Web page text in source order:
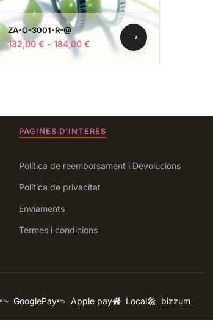
ZA-O-3001-R-@
132,00€ - 184,00 €
PAGINES D'INTERES
Política de reemborsament i Devolucions
Política de privacitat
Enviaments
Termes i condicions
GooglePay Apple pay Local bizzum